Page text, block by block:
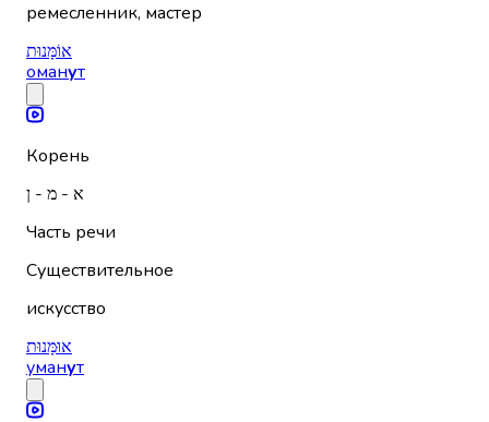
ремесленник, мастер
אוֹמָּנוּת
оманут
Корень
א - מ - ן
Часть речи
Существительное
искусство
אוּמָּנוּת
уманут